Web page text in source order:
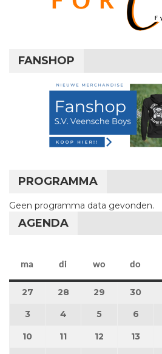
FANSHOP
PROGRAMMA
Geen programma data gevonden.
AGENDA
ma maandag
di dinsdag
wo woensdag
do
27 27 juli 2026
28 28 juli 2026
29 29 juli 2026
30 30
3 3 augustus 2026
4 4 augustus 2026
5 5 augustus
6 6
10 10 augustus 2026
11 11 augustus 2026
12 12 augustus
13 13